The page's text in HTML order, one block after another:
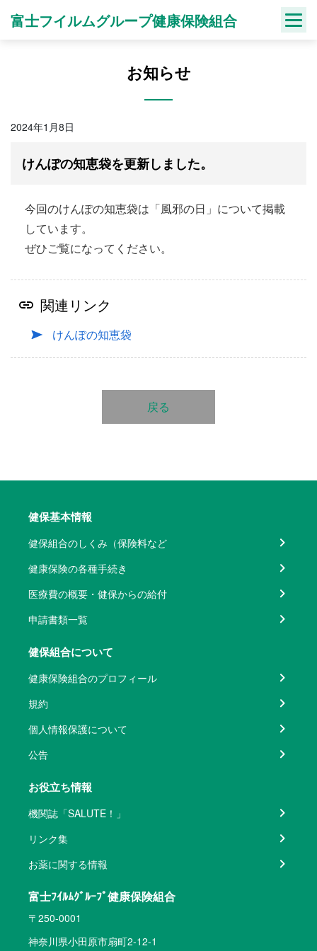
富士フイルムグループ健康保険組合
お知らせ
2024年1月8日
けんぽの知恵袋を更新しました。
今回のけんぽの知恵袋は「風邪の日」について掲載
しています。
ぜひご覧になってください。
関連リンク
けんぽの知恵袋
戻る
健保基本情報
健保組合のしくみ（保険料など
健康保険の各種手続き
医療費の概要・健保からの給付
申請書類一覧
健保組合について
健康保険組合のプロフィール
規約
個人情報保護について
公告
お役立ち情報
機関誌「SALUTE！」
リンク集
お薬に関する情報
富士ﾌｲﾙﾑｸﾞﾙｰﾌﾟ健康保険組合
〒250-0001
神奈川県小田原市扇町2-12-1